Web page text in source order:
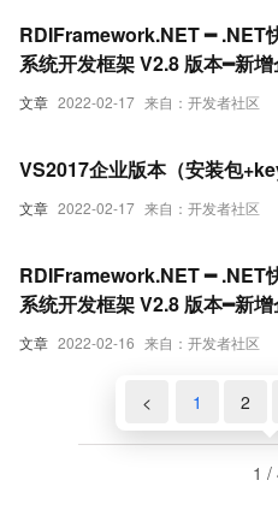
文章 2022-02-17 来自：开发者社区
RDIFramework.NET ━ .NET
系统开发框架 V2.8 版本━新
部简易聊天工具）
文章 2022-02-17 来自：开发者社区
VS2017企业版本（安装包
文章 2022-02-16 来自：开发者社区
RDIFramework.NET ━ .NET
系统开发框架 V2.8 版本━新
部简易聊天工具）
< 1 2
1 /